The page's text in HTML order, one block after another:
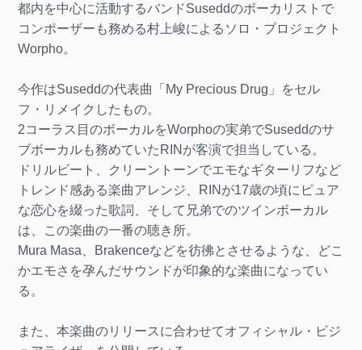
都内を中心に活動するバンドSuseddのボーカリストで
コンポーザーも務める村上峻によるソロ・プロジェクト
Worpho。
今作はSuseddの代表曲「My Precious Drug」をセル
フ・リメイクしたもの。
2コーラス目のボーカルをWorphoの実弟でSuseddのサ
ブボーカルも務めていたRINが客演で担当している。
ドリルビート、クリーントーンでエモなギターリフなど
トレンド感ある楽曲アレンジ、RINが17歳の頃にピュア
な恋心を綴った歌詞、そして兄弟でのツインボーカル
は、この楽曲の一番の聴き所。
Mura Masa、Brakenceなどを彷彿とさせるような、どこ
かエモさを孕んだサウンドが印象的な楽曲になってい
る。
また、本楽曲のリリースに合わせてオフィシャル・ビジ